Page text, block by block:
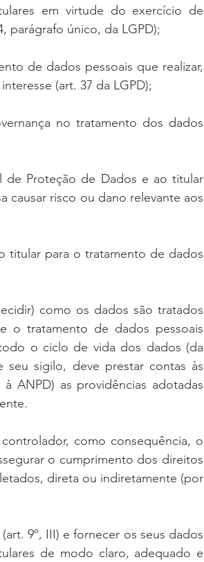
em virtude do exercício de
parágrafo único, da LGPD);
de dados pessoais que realizar,
(art. 37 da LGPD);
no tratamento dos dados
de Proteção de Dados e ao titular
causar risco ou dano relevante aos
titular para o tratamento de dados
como os dados são tratados
o tratamento de dados pessoais
o ciclo de vida dos dados (da
seu sigilo, deve prestar contas às
ANPD) as providências adotadas
como consequência, o
o cumprimento dos direitos
direta ou indiretamente (por
9º, III) e fornecer os seus dados
de modo claro, adequado e